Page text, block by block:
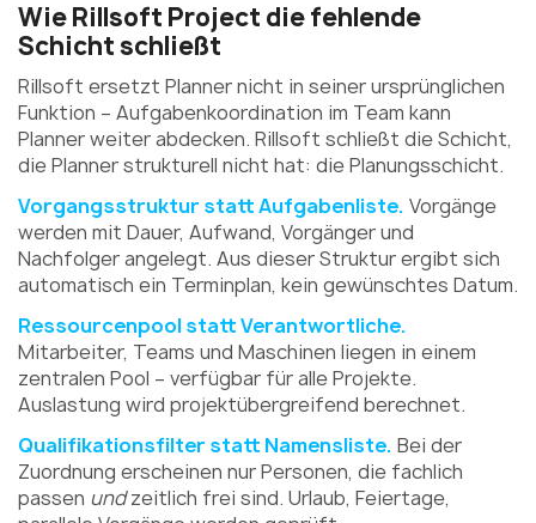
Wie Rillsoft Project die fehlende
Schicht schließt
Rillsoft ersetzt Planner nicht in seiner ursprünglichen
Funktion – Aufgabenkoordination im Team kann
Planner weiter abdecken. Rillsoft schließt die Schicht,
die Planner strukturell nicht hat: die Planungsschicht.
Vorgangsstruktur statt Aufgabenliste. Vorgänge
werden mit Dauer, Aufwand, Vorgänger und
Nachfolger angelegt. Aus dieser Struktur ergibt sich
automatisch ein Terminplan, kein gewünschtes Datum.
Ressourcenpool statt Verantwortliche.
Mitarbeiter, Teams und Maschinen liegen in einem
zentralen Pool – verfügbar für alle Projekte.
Auslastung wird projektübergreifend berechnet.
Qualifikationsfilter statt Namensliste. Bei der
Zuordnung erscheinen nur Personen, die fachlich
passen undzeitlich frei sind. Urlaub, Feiertage,